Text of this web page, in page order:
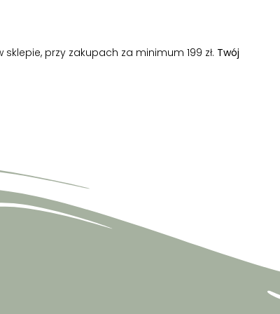
przy zakupach za minimum 199 zł. Twój